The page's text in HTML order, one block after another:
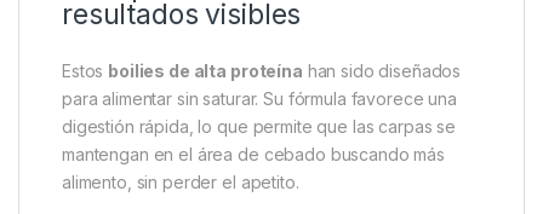
un perfil nutricional completo y de alta digestibilidad.
Su tamaño de 20 mm los hace ideales para elcebo
de fondo , tanto en campañas prolongadas como en
sesiones rápidas. Gracias a su aroma tropical,
funcionan durante todo el año, incluso en aguas frías